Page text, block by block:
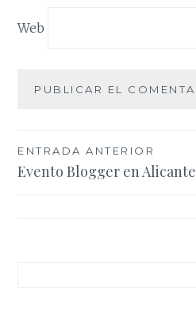
Web
Navegación
de
ENTRADA ANTERIOR
Evento Blogger en Alicante